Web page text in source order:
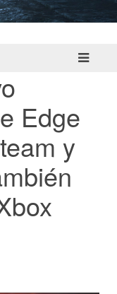
Edge
y